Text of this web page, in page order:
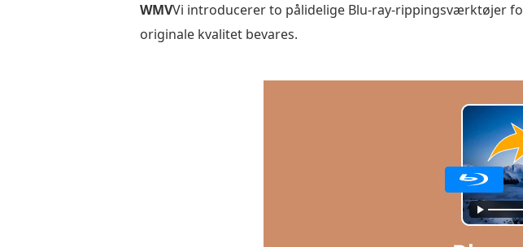
WMVVi introducerer to pålidelige Blu-ray-rippingsværktøjer
originale kvalitet bevares.